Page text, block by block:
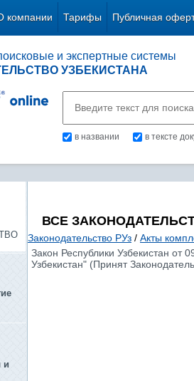
компании Тарифы Публичная
и экспертные системы
УЗБЕКИСТАНА
в названии в тексте
и
ВСЕ
Законодательство РУз / Акты
Закон Республики Узбекистан от
Узбекистан" (Принят